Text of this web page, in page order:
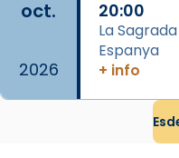
Arquebisbat
2 weeks ago
Memòria de les
Semproniana,
oct.
2026
20:00
La
Espanya
+ info